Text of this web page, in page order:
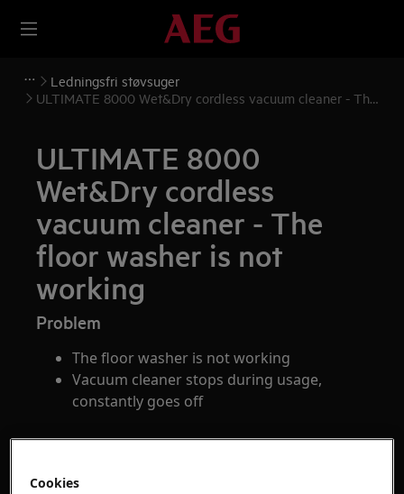
Ledningsfri støvsuger
ULTIMATE 8000 Wet&Dry cordless vacuum cleaner - The
ULTIMATE 8000
Wet&Dry cordless
vacuum cleaner - The
floor washer is not
working
Problem
The floor washer is not working
Vacuum cleaner stops during usage,
constantly goes off
Gælder for
ULTIMATE 8000 Wet&Dry cordless vacuum
Cookies